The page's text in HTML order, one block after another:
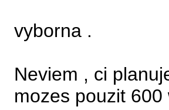
vyborna .
Neviem , ci
mozes pouzit